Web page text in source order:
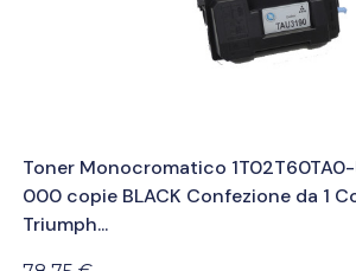
Toner Monocromatico 1T02T60TA0-
000 copie BLACK Confezione da 1
Triumph...